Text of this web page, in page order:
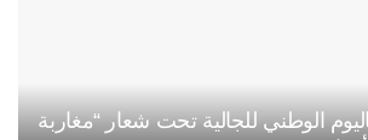
الوطني للجالية تحت شعار “مغاربة